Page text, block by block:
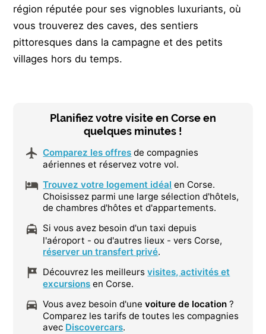
région réputée pour ses vignobles luxuriants, où
vous trouverez des caves, des sentiers
pittoresques dans la campagne et des petits
villages hors du temps.
Planifiez votre visite en Corse en
quelques minutes !
Comparez les offres de compagnies
aériennes et réservez votre vol.
Trouvez votre logement idéal en Corse.
Choisissez parmi une large sélection d'hôtels,
de chambres d'hôtes et d'appartements.
Si vous avez besoin d'un taxi depuis
l'aéroport - ou d'autres lieux - vers Corse,
réserver un transfert privé.
Découvrez les meilleursvisites, activités et
excursions en Corse.
Vous avez besoin d'unevoiture de location ?
Comparez les tarifs de toutes les compagnies
avec Discovercars.